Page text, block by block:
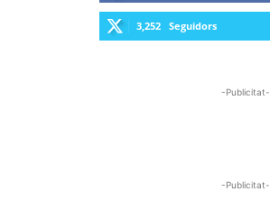
3,252 Seguidors
-Publicitat-
-Publicitat-